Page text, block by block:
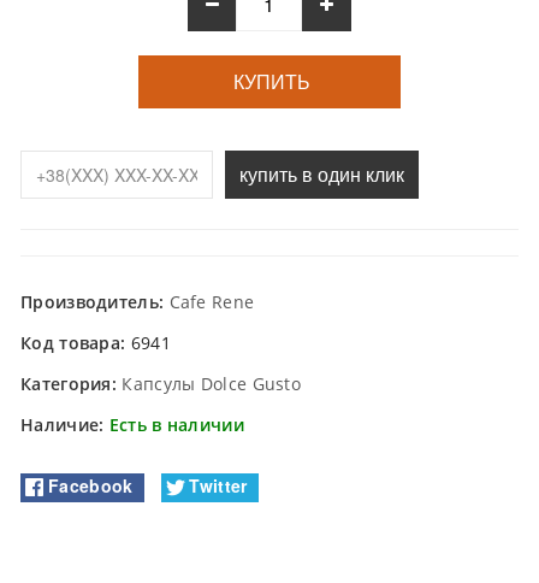
КУПИТЬ
купить в один клик
Производитель: Cafe Rene
Код товара: 6941
Категория: Капсулы Dolce Gusto
Наличие: Есть в наличии
Facebook Twitter